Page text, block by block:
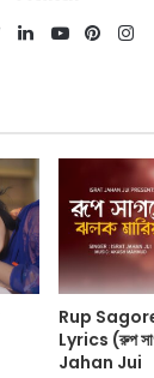
Rup
Lyrics (রুপ
Jahan Jui